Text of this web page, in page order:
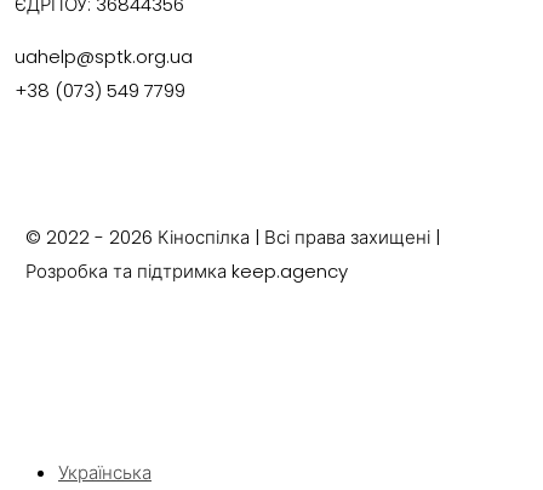
uahelp@sptk.org.ua
+38 (073) 549 7799
© 2022 - 2026 Кіноспілка | Всі права захищені |
Розробка та підтримка keep.agency
Українська